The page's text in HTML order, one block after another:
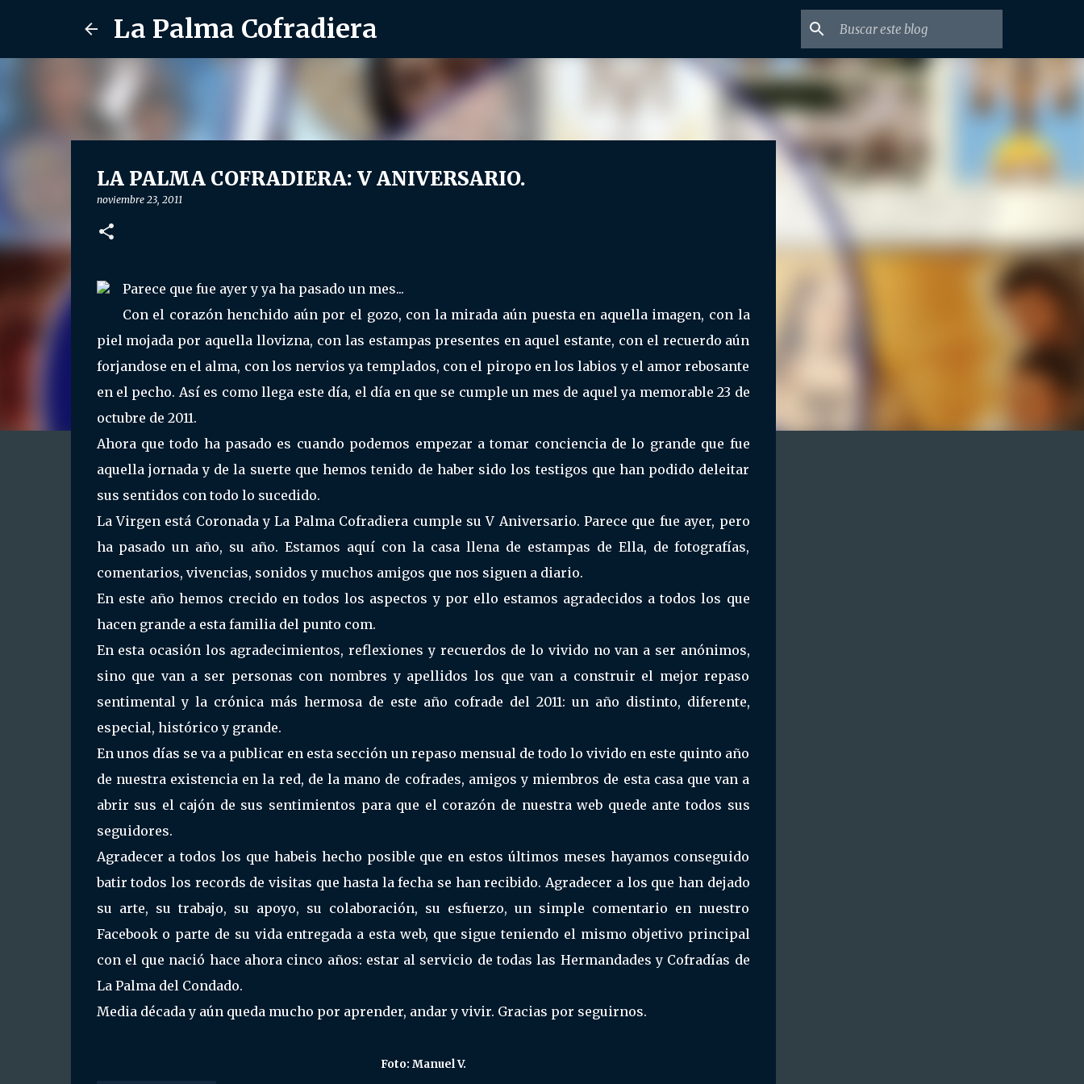
La Palma Cofradiera
LA PALMA COFRADIERA: V ANIVERSARIO.
noviembre 23, 2011
Parece que fue ayer y ya ha pasado un mes...
Con el corazón henchido aún por el gozo, con la mirada aún puesta en aquella imagen, con la
piel mojada por aquella llovizna, con las estampas presentes en aquel estante, con el recuerdo aún
forjandose en el alma, con los nervios ya templados, con el piropo en los labios y el amor rebosante
en el pecho. Así es como llega este día, el día en que se cumple un mes de aquel ya memorable 23 de
octubre de 2011.
Ahora que todo ha pasado es cuando podemos empezar a tomar conciencia de lo grande que fue
aquella jornada y de la suerte que hemos tenido de haber sido los testigos que han podido deleitar
sus sentidos con todo lo sucedido.
La Virgen está Coronada y La Palma Cofradiera cumple su V Aniversario. Parece que fue ayer, pero
ha pasado un año, su año. Estamos aquí con la casa llena de estampas de Ella, de fotografías,
comentarios, vivencias, sonidos y muchos amigos que nos siguen a diario.
En este año hemos crecido en todos los aspectos y por ello estamos agradecidos a todos los que
hacen grande a esta familia del punto com.
En esta ocasión los agradecimientos, reflexiones y recuerdos de lo vivido no van a ser anónimos,
sino que van a ser personas con nombres y apellidos los que van a construir el mejor repaso
sentimental y la crónica más hermosa de este año cofrade del 2011: un año distinto, diferente,
especial, histórico y grande.
En unos días se va a publicar en esta sección un repaso mensual de todo lo vivido en este quinto año
de nuestra existencia en la red, de la mano de cofrades, amigos y miembros de esta casa que van a
abrir sus el cajón de sus sentimientos para que el corazón de nuestra web quede ante todos sus
seguidores.
Agradecer a todos los que habeis hecho posible que en estos últimos meses hayamos conseguido
batir todos los records de visitas que hasta la fecha se han recibido. Agradecer a los que han dejado
su arte, su trabajo, su apoyo, su colaboración, su esfuerzo, un simple comentario en nuestro
Facebook o parte de su vida entregada a esta web, que sigue teniendo el mismo objetivo principal
con el que nació hace ahora cinco años: estar al servicio de todas las Hermandades y Cofradías de
La Palma del Condado.
Media década y aún queda mucho por aprender, andar y vivir. Gracias por seguirnos.
Foto: Manuel V.